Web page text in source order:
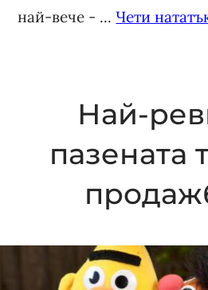
най-вече - ...Чети
Най-
пазената